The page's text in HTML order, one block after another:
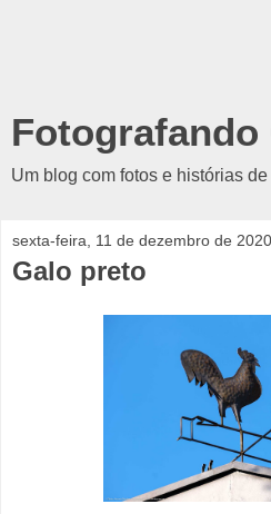
Um blog com fotos e histórias
sexta-feira, 11 de dezembro de 2020
Galo preto